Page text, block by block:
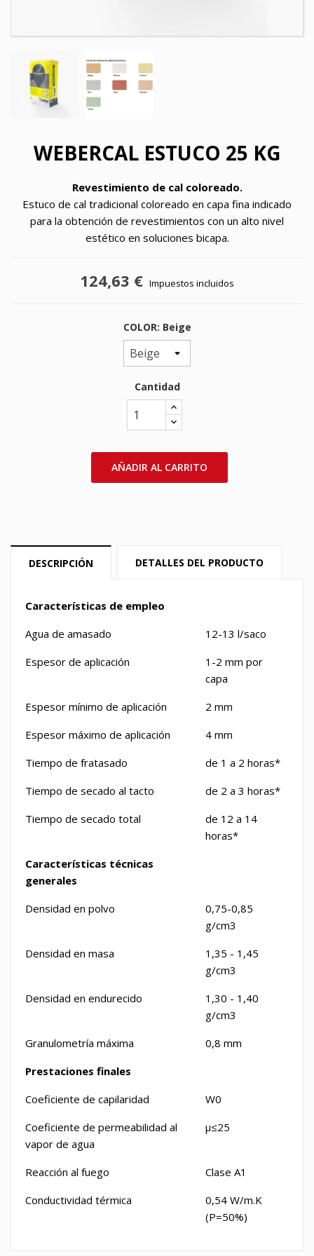
WEBERCAL ESTUCO 25 KG
Revestimiento de cal coloreado.
Estuco de cal tradicional coloreado en capa fina indicado
para la obtención de revestimientos con un alto nivel
estético en soluciones bicapa.
124,63 € Impuestos incluidos
COLOR: Beige
Cantidad
AÑADIR AL CARRITO
DESCRIPCIÓN DETALLES DEL PRODUCTO
Características de empleo
Agua de amasado
12-13 l/saco
Espesor de aplicación
1-2 mm por
capa
Espesor mínimo de aplicación
2 mm
Espesor máximo de aplicación
4 mm
Tiempo de fratasado
de 1 a 2 horas*
Tiempo de secado al tacto
de 2 a 3 horas*
Tiempo de secado total
de 12 a 14
horas*
Características técnicas
generales
Densidad en polvo
0,75-0,85
g/cm3
Densidad en masa
1,35 - 1,45
g/cm3
Densidad en endurecido
1,30 - 1,40
g/cm3
Granulometría máxima
0,8 mm
Prestaciones finales
Coeficiente de capilaridad
W0
Coeficiente de permeabilidad al
vapor de agua
μ≤25
Reacción al fuego
Clase A1
Conductividad térmica
0,54 W/m.K
(P=50%)